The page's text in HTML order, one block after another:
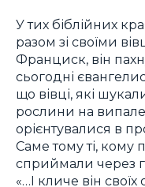
У тих біблійних
разом зі своїми
Франциск, він
сьогодні
що вівці, які
рослини на
орієнтувалися в
Саме тому ті, кому
сприймали через
«…І кличе він своїх